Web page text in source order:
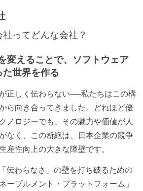
社ってどんな会社？
変えることで、ソフトウェア
世界を作る
正しく伝わらない──私たちはこの構
ら向き合ってきました。どれほど優
ノロジーでも、その魅力や価値が人
なく、この断絶は、日本企業の競争
産性向上の大きな障壁です。
伝わらなさ」の壁を打ち破るための
ーブルメント・プラットフォーム」